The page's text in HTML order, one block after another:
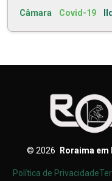
Câmara Covid-19
© 2026 Roraima em
Política de Privacidade